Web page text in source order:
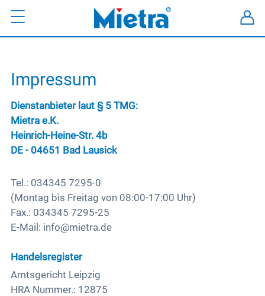
Mietra für Eltern & Schüler
Fragen und Hilfe
Anleitungen
Extras
Schließfach mieten
SCHULEN UND -TRÄGER
Mietra für Schulen & Schulträger
Die Spende für ihren Förderverein
Ladefächer für Laptop und Tablet
Schnelllieferprogramm
Handyschränke für Schulen
Grundschulen
KONTAKT ZU MIETRA
Team Mieterservice
Tel.: 034345 7295-0
E-Mail: info@mietra.de
Team Schulservice
Tel.: 034345 7295-24
E-Mail: schulen@mietra.de
Schliessfach kündigen
Impressum
Dienstanbieter laut § 5 TMG:
Mietra e.K.
Heinrich-Heine-Str. 4b
DE - 04651 Bad Lausick
Tel.: 034345 7295-0
(Montag bis Freitag von 08:00-17:00 Uhr)
Fax.: 034345 7295-25
E-Mail: info@mietra.de
Handelsregister
Amtsgericht Leipzig
HRA Nummer.: 12875